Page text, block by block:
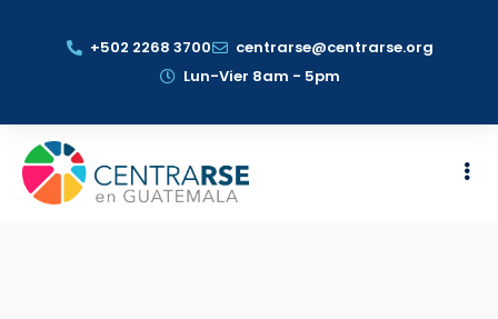
+502 2268 3700
centrarse@centrarse.org
Lun-Vier 8am - 5pm